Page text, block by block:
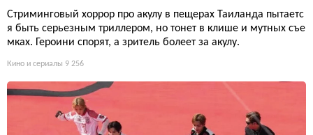
Стриминговый хоррор про акулу в пещерах Таиланда пытаетс
я быть серьезным триллером, но тонет в клише и мутных съе
мках. Героини спорят, а зритель болеет за акулу.
Кино и сериалы 9 256